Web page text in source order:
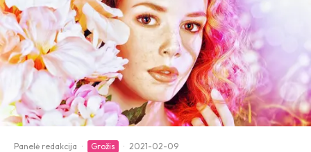
Panelė redakcija · Grožis · 2021-02-09